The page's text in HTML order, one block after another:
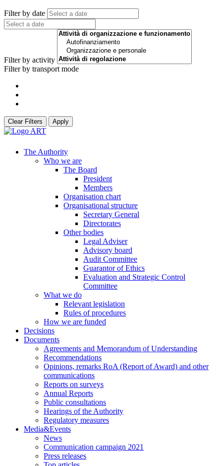
Filter by date
Filter by activity
Filter by transport mode
Clear Filters Apply
The Authority
Who we are
The Board
President
Members
Organisation chart
Organisational structure
Secretary General
Directorates
Other bodies
Legal Adviser
Advisory board
Audit Committee
Guarantor of Ethics
Evaluation and Strategic Control
Committee
What we do
Relevant legislation
Rules of procedures
How we are funded
Decisions
Documents
Agreements and Memorandum of Understanding
Recommendations
Opinions, remarks RoA (Report of Award) and other
communications
Reports on surveys
Annual Reports
Public consultations
Hearings of the Authority
Regulatory measures
Media&Events
News
Communication campaign 2021
Press releases